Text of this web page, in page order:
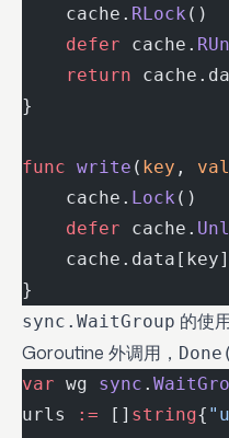
    cache.
RLock ()
    defer
cache.
    return
}
func write ( key ,
    cache.
Lock ()
    defer
cache.
}
sync.WaitGroup 的使
Goroutine 外调用，
var wg sync .
urls
:= [] string{